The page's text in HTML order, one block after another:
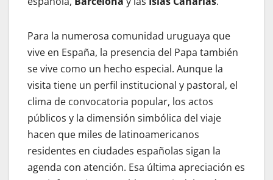
Para la numerosa comunidad uruguaya que
vive en España, la presencia del Papa también
se vive como un hecho especial. Aunque la
visita tiene un perfil institucional y pastoral, el
clima de convocatoria popular, los actos
públicos y la dimensión simbólica del viaje
hacen que miles de latinoamericanos
residentes en ciudades españolas sigan la
agenda con atención. Esa última apreciación es